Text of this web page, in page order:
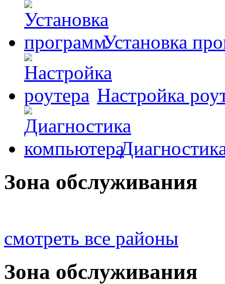
Установка
Настройка
Зона обслуживания
смотреть все районы
Зона обслуживания